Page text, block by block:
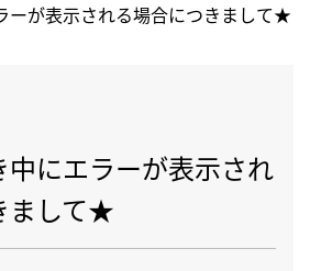
が表示される場合につきまして★
にエラーが表示され
まして★